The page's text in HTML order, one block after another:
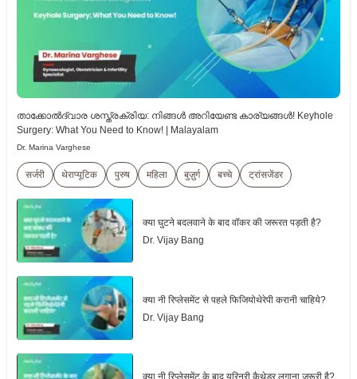
താക്കോൽദ്വാര ശസ്ത്രക്രിയ: നിങ്ങൾ അറിയേണ്ട കാര്യങ്ങൾ! Keyhole
Surgery: What You Need to Know! | Malayalam
Dr. Marina Varghese
सर्जरी थेराप्यूटिक पुरुष महिला बुज़ुर्ग बच्चे ट्रांसजेंडर
क्या घुटने बदलवाने के बाद वॉकर की जरूरत पड़ती है?
Dr. Vijay Bang
क्या नी रिप्लेसमेंट से पहले फिजियोथेरेपी करानी चाहिये?
Dr. Vijay Bang